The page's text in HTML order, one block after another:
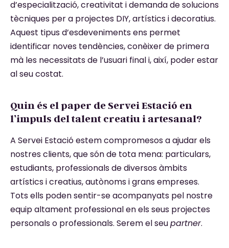
d’especialització, creativitat i demanda de solucions
tècniques per a projectes DIY, artístics i decoratius.
Aquest tipus d’esdeveniments ens permet
identificar noves tendències, conèixer de primera
mà les necessitats de l’usuari final i, així, poder estar
al seu costat.
Quin és el paper de Servei Estació en
l’impuls del talent creatiu i artesanal?
A Servei Estació estem compromesos a ajudar els
nostres clients, que són de tota mena: particulars,
estudiants, professionals de diversos àmbits
artístics i creatius, autònoms i grans empreses.
Tots ells poden sentir-se acompanyats pel nostre
equip altament professional en els seus projectes
personals o professionals. Serem el seupartner.